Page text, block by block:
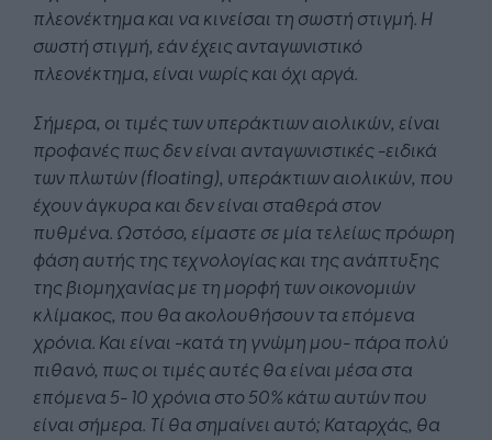
πλεονέκτημα και να κινείσαι τη σωστή στιγμή. Η
σωστή στιγμή, εάν έχεις ανταγωνιστικό
πλεονέκτημα, είναι νωρίς και όχι αργά.
Σήμερα, οι τιμές των υπεράκτιων αιολικών, είναι
προφανές πως δεν είναι ανταγωνιστικές -ειδικά
των πλωτών (floating), υπεράκτιων αιολικών, που
έχουν άγκυρα και δεν είναι σταθερά στον
πυθμένα. Ωστόσο, είμαστε σε μία τελείως πρόωρη
φάση αυτής της τεχνολογίας και της ανάπτυξης
της βιομηχανίας με τη μορφή των οικονομιών
κλίμακος, που θα ακολουθήσουν τα επόμενα
χρόνια. Και είναι -κατά τη γνώμη μου- πάρα πολύ
πιθανό, πως οι τιμές αυτές θα είναι μέσα στα
επόμενα 5- 10 χρόνια στο 50% κάτω αυτών που
είναι σήμερα. Τί θα σημαίνει αυτό; Καταρχάς, θα